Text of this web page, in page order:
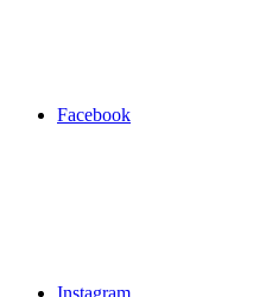
Facebook
Instagram